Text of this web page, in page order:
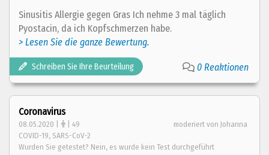
Sinusitis Allergie gegen Gras Ich nehme 3 mal täglich
Pyostacin, da ich Kopfschmerzen habe.
> Lesen Sie die ganze Bewertung.
Schreiben Sie Ihre Beurteilung 0 Reaktionen
Coronavirus
08.05.2020 | | 49
moderiert von Johanna
COVID-19, SARS-CoV-2
Wurden Sie getestet? Nein, es wurde kein Test durchgeführt